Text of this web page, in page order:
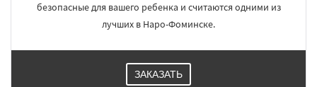
безопасные для вашего ребенка и считаются одними из
лучших в Наро-Фоминске.
ЗАКАЗАТЬ